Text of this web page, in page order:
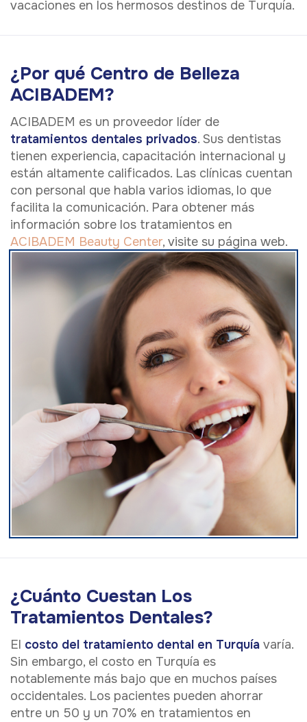
vacaciones en los hermosos destinos de Turquía.
¿Por qué Centro de Belleza
ACIBADEM?
ACIBADEM es un proveedor líder de
tratamientos dentales privados. Sus dentistas
tienen experiencia, capacitación internacional y
están altamente calificados. Las clínicas cuentan
con personal que habla varios idiomas, lo que
facilita la comunicación. Para obtener más
información sobre los tratamientos en
ACIBADEM Beauty Center, visite su página web.
¿Cuánto Cuestan Los
Tratamientos Dentales?
El costo del tratamiento dental en Turquía varía.
Sin embargo, el costo en Turquía es
notablemente más bajo que en muchos países
occidentales. Los pacientes pueden ahorrar
entre un 50 y un 70% en tratamientos en